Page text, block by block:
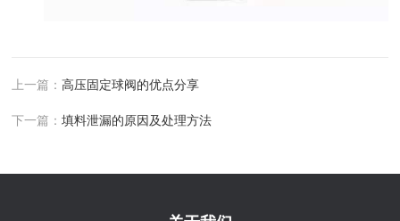
上一篇：高压固定球阀的优点分享
下一篇：填料泄漏的原因及处理方法